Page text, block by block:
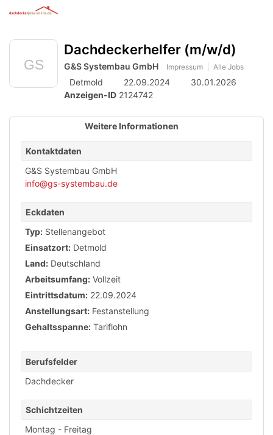
Accessibility
Navigation
Inhalt
von
mobilem
Endgerät
Dachdeckerhelfer (m/w/d)
G&S Systembau GmbH Impressum Alle Jobs
Detmold 22.09.2024
30.01.2026
Anzeigen-ID 2124742
Weitere Informationen
Kontaktdaten
G&S Systembau GmbH
info@gs-systembau.de
Eckdaten
Typ: Stellenangebot
Einsatzort: Detmold
Land: Deutschland
Arbeitsumfang: Vollzeit
Eintrittsdatum: 22.09.2024
Anstellungsart: Festanstellung
Gehaltsspanne: Tariflohn
Berufsfelder
Dachdecker
Schichtzeiten
Montag - Freitag